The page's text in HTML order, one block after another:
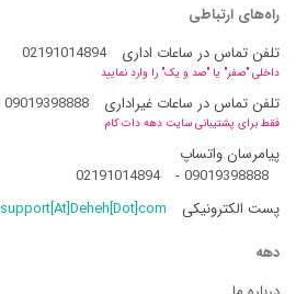
راه‌های ارتباطی
تلفن تماس در ساعات اداری
02191014894
داخلی "صفر" یا "صد و یک" را وارد نمایید
تلفن تماس در ساعات غیراداری 09019398888
فقط برای پشتیبانی سایت دهه دات کام
پیامرسان واتساپ
09019398888
-
02191014894
پست الکترونیکی
support[At]Deheh[Dot]com
دهه